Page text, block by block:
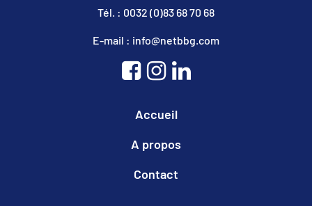
Tél. : 0032 (0)83 68 70 68
E-mail : info@netbbg.com
Accueil
A propos
Contact